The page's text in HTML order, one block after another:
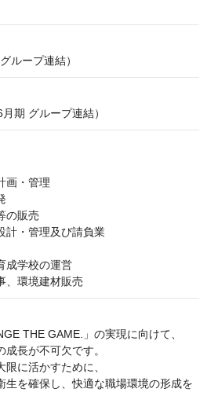
ループ連結）
画・管理
の販売
計・管理及び請負業
成学校の運営
、環境建材販売
THE GAME.」の実現に向けて、
長が不可欠です。
に活かすために、
生を確保し、快適な職場環境の形成を